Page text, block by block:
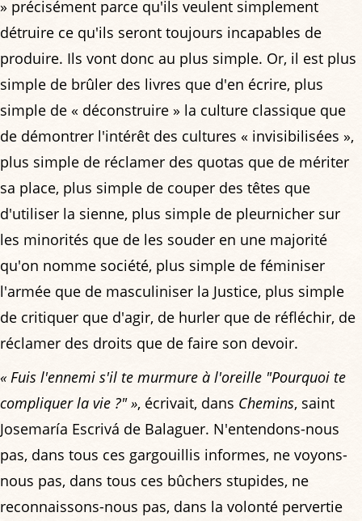
» précisément parce qu'ils veulent simplement
détruire ce qu'ils seront toujours incapables de
produire. Ils vont donc au plus simple. Or, il est plus
simple de brûler des livres que d'en écrire, plus
simple de « déconstruire » la culture classique que
de démontrer l'intérêt des cultures « invisibilisées »,
plus simple de réclamer des quotas que de mériter
sa place, plus simple de couper des têtes que
d'utiliser la sienne, plus simple de pleurnicher sur
les minorités que de les souder en une majorité
qu'on nomme société, plus simple de féminiser
l'armée que de masculiniser la Justice, plus simple
de critiquer que d'agir, de hurler que de réfléchir, de
réclamer des droits que de faire son devoir.
« Fuis l'ennemi s'il te murmure à l'oreille "Pourquoi te
compliquer la vie ?" », écrivait, dans Chemins, saint
Josemaría Escrivá de Balaguer. N'entendons-nous
pas, dans tous ces gargouillis informes, ne voyons-
nous pas, dans tous ces bûchers stupides, ne
reconnaissons-nous pas, dans la volonté pervertie